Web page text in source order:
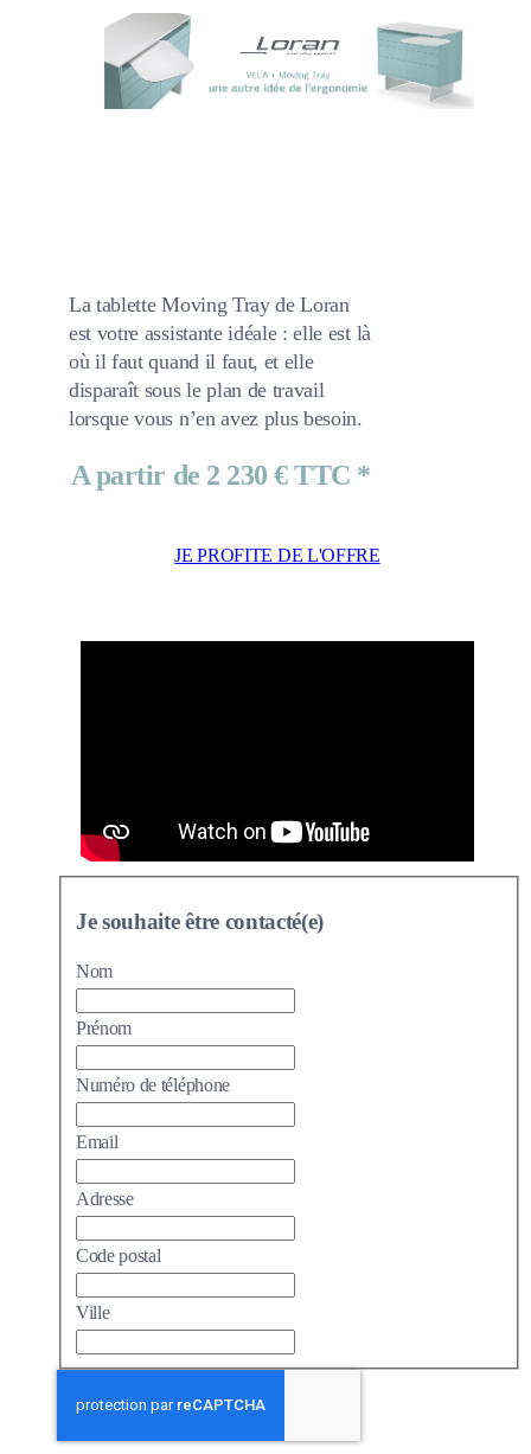
La tablette Moving Tray de Loran
est votre assistante idéale : elle est là
où il faut quand il faut, et elle
disparaît sous le plan de travail
lorsque vous n’en avez plus besoin.
A partir de 2 230 € TTC *
JE PROFITE DE L'OFFRE
Je souhaite être contacté(e)
Nom
Prénom
Numéro de téléphone
Email
Adresse
Code postal
Ville